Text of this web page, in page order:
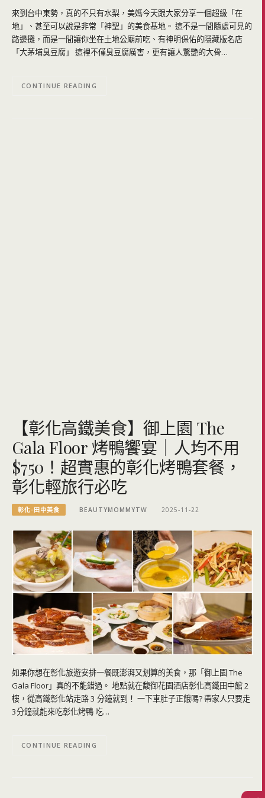
來到台中東勢，真的不只有水梨，美媽今天跟大家分享一個超級「在
地」、甚至可以說是非常「神聖」的美食基地。 這不是一間隨處可見的
路邊攤，而是一間讓你坐在土地公廟前吃、有神明保佑的隱藏版名店
「大茅埔臭豆腐」 這裡不僅臭豆腐厲害，更有讓人驚艷的大骨…
CONTINUE READING
【彰化高鐵美食】御上園 The
Gala Floor 烤鴨饗宴｜人均不用
$750！超實惠的彰化烤鴨套餐，
彰化輕旅行必吃
彰化-田中美食 BEAUTYMOMMYTW 2025-11-22
如果你想在彰化旅遊安排一餐既澎湃又划算的美食，那「御上園 The
Gala Floor」真的不能錯過。 地點就在馥御花園酒店彰化高鐵田中館 2
樓，從高鐵彰化站走路 3 分鐘就到！ 一下車肚子正餓嗎? 帶家人只要走
3分鐘就能來吃彰化烤鴨 吃…
CONTINUE READING